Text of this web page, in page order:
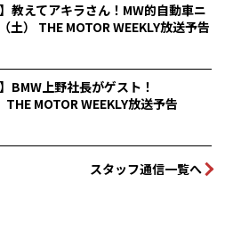
】教えてアキラさん！MW的自動車ニ
土） THE MOTOR WEEKLY放送予告
BMW上野社長がゲスト！
MOTOR WEEKLY放送予告
スタッフ通信一覧へ